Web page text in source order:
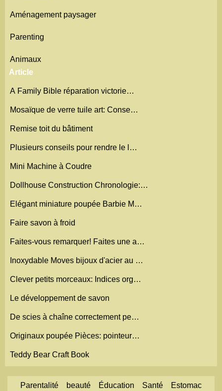
Aménagement paysager
Parenting
Animaux
Article
A Family Bible réparation victorie…
Mosaïque de verre tuile art: Conse…
Remise toit du bâtiment
Plusieurs conseils pour rendre le l…
Mini Machine à Coudre
Dollhouse Construction Chronologie:…
Elégant miniature poupée Barbie M…
Faire savon à froid
Faites-vous remarquer! Faites une a…
Inoxydable Moves bijoux d'acier au …
Clever petits morceaux: Indices org…
Le développement de savon
De scies à chaîne correctement pe…
Originaux poupée Pièces: pointeur…
Teddy Bear Craft Book
Parentalité beauté Éducation Santé Estomac